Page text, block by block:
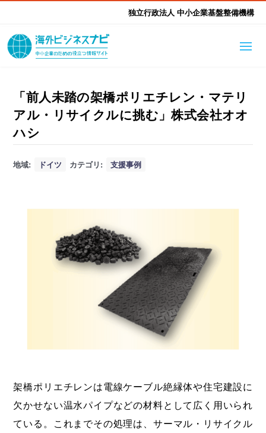
独立行政法人 中小企業基盤整備機構
海外ビジネスナビとは
はじめて海外
海外展開そもそも講座
海外出展 海外展示会ハン
ドブック
海外進出ノウハウアドバイザーリスト
東北本部
北陸本部 近畿本部
四国本部
沖縄事務所
支援メニュー
海外展開アドバイス支援
海外展開支援メニュー 関係機関のリンク集
「前人未踏の架橋ポリエチレン・マテリ
アル・リサイクルに挑む」株式会社オオ
ハシ
地域: ドイツ カテゴリ: 支援事例
架橋ポリエチレンは電線ケーブル絶縁体や住宅建設に
欠かせない温水パイプなどの材料として広く用いられ
ている。これまでその処理は、サーマル・リサイクル